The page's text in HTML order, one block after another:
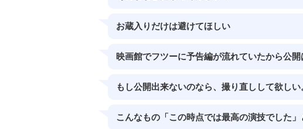
お蔵入りだけは避けてほしい
映画館でフツーに予告編が流れていたから公
もし公開出来ないのなら、撮り直しして欲しい
こんなもの「この時点では最高の演技でした